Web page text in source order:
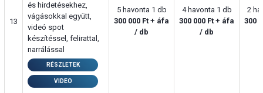
13
és hirdetésekhez,
vágásokkal együtt,
videó spot
készítéssel, felirattal,
narrálással
RÉSZLETEK
VIDEO
5 havonta 1 db
300 000 Ft + áfa
/ db
4 havonta 1 db
300 000 Ft + áfa
/ db
2
300